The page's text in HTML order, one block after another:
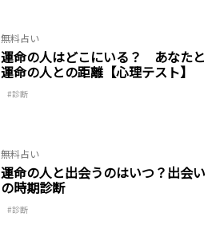
無料占い
運命の人はどこにいる？ あなたと
運命の人との距離【心理テスト】
診断
無料占い
運命の人と出会うのはいつ？出会い
の時期診断
診断